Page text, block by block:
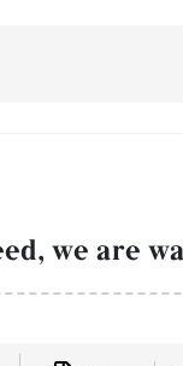
we are